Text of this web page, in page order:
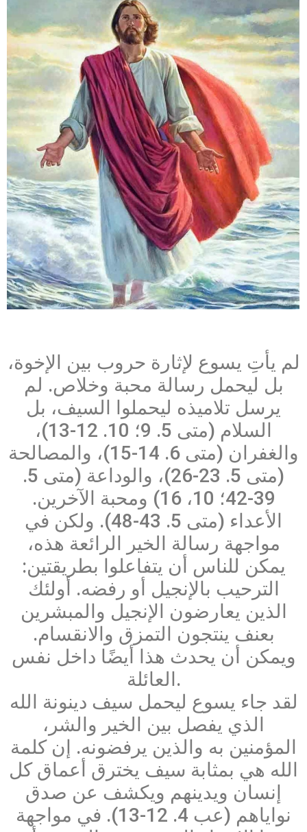
لم يأتِ يسوع لإثارة حروب بين الإخوة،
بل ليحمل رسالة محبة وخلاص. لم
يرسل تلاميذه ليحملوا السيف، بل
السلام (متى 5. 9؛ 10. 12-13)،
والغفران (متى 6. 14-15)، والمصالحة
(متى 5. 23-26)، والوداعة (متى 5.
39-42؛ 10، 16) ومحبة الآخرين.
الأعداء (متى 5. 43-48). ولكن في
مواجهة رسالة الخير الرائعة هذه،
يمكن للناس أن يتفاعلوا بطريقتين:
الترحيب بالإنجيل أو رفضه. أولئك
الذين يعارضون الإنجيل والمبشرين
بعنف ينتجون التمزق والانقسام.
ويمكن أن يحدث هذا أيضًا داخل نفس
العائلة.
لقد جاء يسوع ليحمل سيف دينونة الله
الذي يفصل بين الخير والشر،
المؤمنين به والذين يرفضونه. إن كلمة
الله هي بمثابة سيف يخترق أعماق كل
إنسان ويدينهم ويكشف عن صدق
نواياهم (عب 4. 12-13). في مواجهة